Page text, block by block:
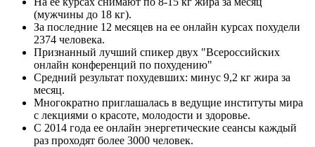
(мужчины до 18 кг).
За последние 12 месяцев на ее онлайн курсах похудели
2374 человека.
Признанный лучший спикер двух "Всероссийских
онлайн конференций по похудению"
Средний результат похудевших: минус 9,2 кг жира за
месяц.
Многократно приглашалась в ведущие институты мира
с лекциями о красоте, молодости и здоровье.
С 2014 года ее онлайн энергетические сеансы каждый
раз проходят более 3000 человек.